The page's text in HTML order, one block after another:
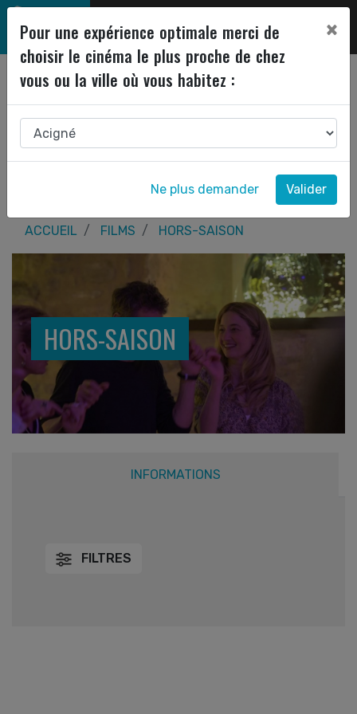
ACCUEIL FILMS HORS-SAISON
HORS-SAISON
INFORMATIONS
FILTRES
Pour une expérience optimale merci de
choisir le cinéma le plus proche de chez
vous ou la ville où vous habitez :
×
Ne plus demander Valider